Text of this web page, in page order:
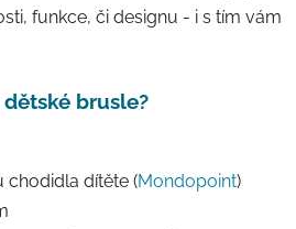
funkce, či designu - i s tím vám
brusle?
chodidla dítěte (Mondopoint)